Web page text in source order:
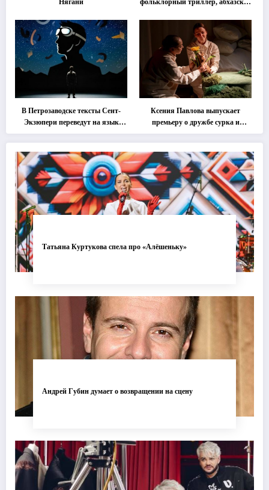
Нягани
фольклорный триллер, абхазская
втором этапе фестиваля
«Монокль»
В Петрозаводске тексты Сент-
Экзюпери переведут на язык
современной хореографии
Ксения Павлова выпускает
премьеру о дружбе сурка и
одуванчика
Татьяна Куртукова спела про «Алёшеньку»
Андрей Губин думает о возвращении на сцену